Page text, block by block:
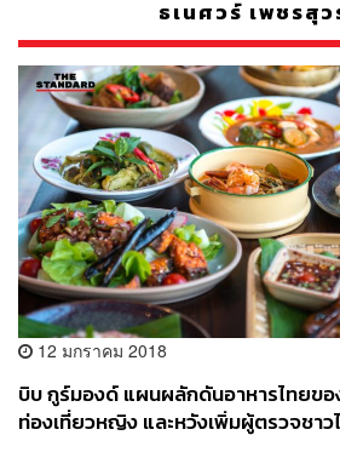
ธเนศวร์ เพชรสุ
12 มกราคม 2018
บิบ กูร์มองด์ แผนผลักดันอาหารไทยขอ
ท่องเที่ยวหญิง และหวังเพิ่มผู้ตรวจชาว